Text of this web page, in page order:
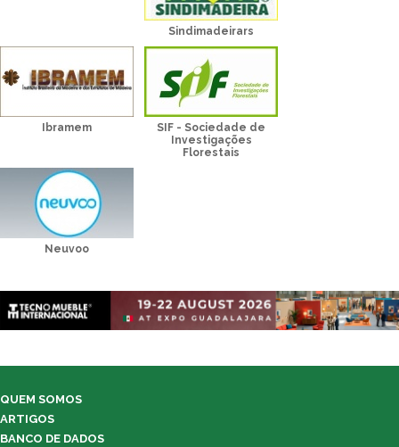
Sindimadeirars
Ibramem
SIF - Sociedade de
Investigações
Florestais
Neuvoo
QUEM SOMOS
ARTIGOS
BANCO DE DADOS